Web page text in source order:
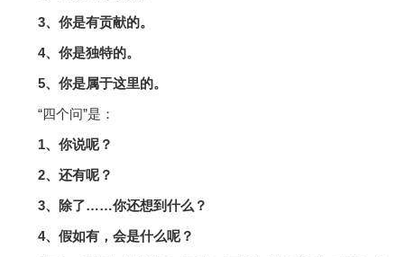
3、你是有贡献的。
4、你是独特的。
5、你是属于这里的。
“四个问”是：
1、你说呢？
2、还有呢？
3、除了……你还想到什么？
4、假如有，会是什么呢？